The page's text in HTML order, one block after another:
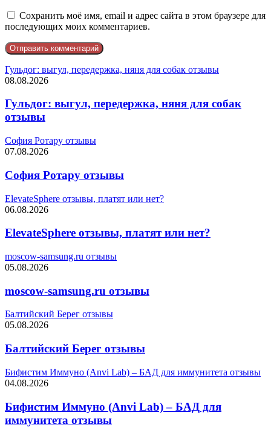
Сохранить моё имя, email и адрес сайта в этом браузере для
последующих моих комментариев.
Гульдог: выгул, передержка, няня для собак отзывы
08.08.2026
Гульдог: выгул, передержка, няня для собак
отзывы
София Ротару отзывы
07.08.2026
София Ротару отзывы
ElevateSphere отзывы, платят или нет?
06.08.2026
ElevateSphere отзывы, платят или нет?
moscow-samsung.ru отзывы
05.08.2026
moscow-samsung.ru отзывы
Балтийский Берег отзывы
05.08.2026
Балтийский Берег отзывы
Бифистим Иммуно (Anvi Lab) – БАД для иммунитета отзывы
04.08.2026
Бифистим Иммуно (Anvi Lab) – БАД для
иммунитета отзывы